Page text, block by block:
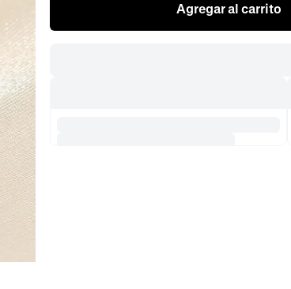
Agregar al carrito